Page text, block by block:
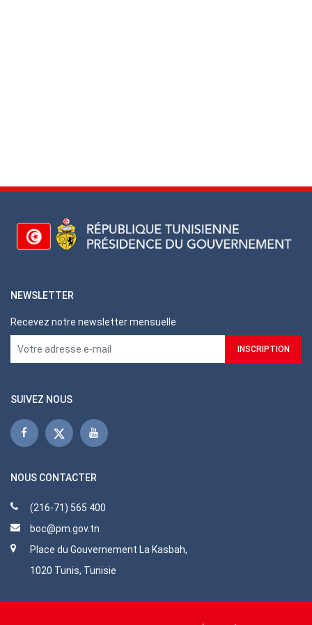
NEWSLETTER
Recevez notre newsletter mensuelle
SUIVEZ NOUS
NOUS CONTACTER
(216-71) 565 400
boc@pm.gov.tn
Place du Gouvernement La Kasbah,
1020 Tunis, Tunisie